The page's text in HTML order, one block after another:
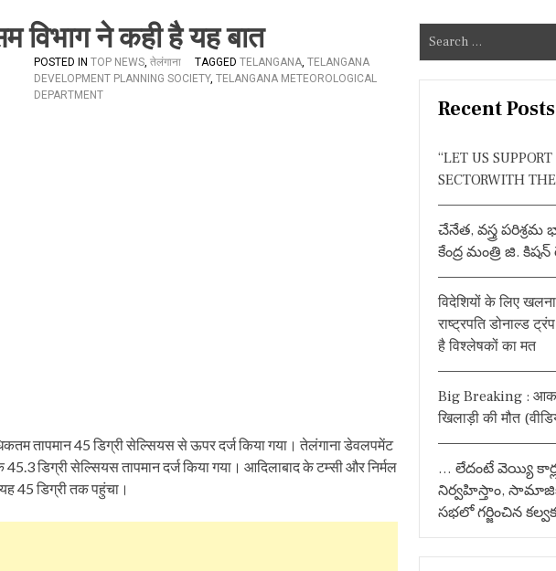
विभाग ने कही है यह बात
POSTED IN TOP NEWS, तेलंगाना TAGGED TELANGANA, TELANGANA
DEVELOPMENT PLANNING SOCIETY, TELANGANA METEOROLOGICAL
DEPARTMENT
तापमान 45 डिग्री सेल्सियस से ऊपर दर्ज किया गया। तेलंगाना डेवलपमेंट
45.3 डिग्री सेल्सियस तापमान दर्ज किया गया। आदिलाबाद के टम्सी और निर्मल
45 डिग्री तक पहुंचा।
e
a
Recent Posts
“LET US
SECTORWITH
చేనేత, వస్త్ర పరిశ్రమ
కేంద్ర మంత్రి జి. కిషన్
विदेशियों के लिए
राष्ट्रपति डोनाल्ड
है विश्लेषकों का मत
Big Breaking :
खिलाड़ी की मौत
… లేదంటే వెయ్యి
నిర్వహిస్తాం,
సభలో గర్జించిన